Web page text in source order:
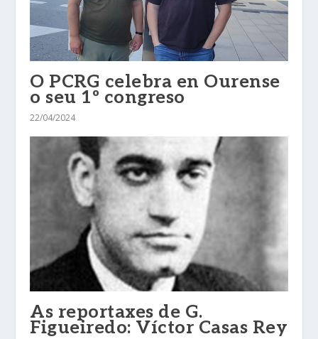
O PCRG celebra en Ourense
o seu 1º congreso
22/04/2024
As reportaxes de G.
Figueiredo: Víctor Casas Rey